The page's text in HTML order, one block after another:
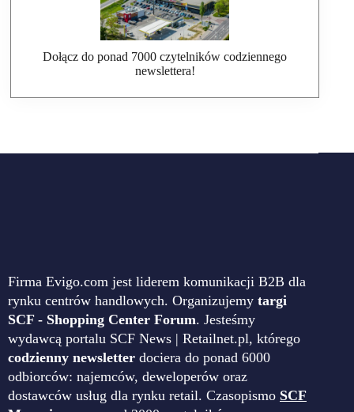
Dołącz do ponad 7000 czytelników codziennego
newslettera!
Firma Evigo.com jest liderem komunikacji B2B dla
rynku centrów handlowych. Organizujemy targi
SCF - Shopping Center Forum. Jesteśmy
wydawcą portalu SCF News | Retailnet.pl, którego
codzienny newsletter dociera do ponad 6000
odbiorców: najemców, deweloperów oraz
dostawców usług dla rynku retail. Czasopismo SCF